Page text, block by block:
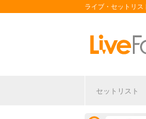
ライブ・セットリス
セットリスト